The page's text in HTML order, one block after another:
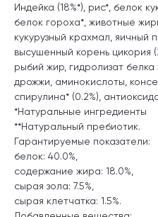
Индейка (18%*), рис*, белок
белок гороха*, животные
кукурузный крахмал, яичный
высушенный корень цикория
рыбий жир, гидролизат
дрожжи, аминокислоты,
спирулина* (0.2%),
*Натуральные ингредиенты
**Натуральный пребиотик.
Гарантируемые показатели:
белок: 40.0%,
содержание жира: 18.0%,
сырая зола: 7.5%,
сырая клетчатка: 1.5%.